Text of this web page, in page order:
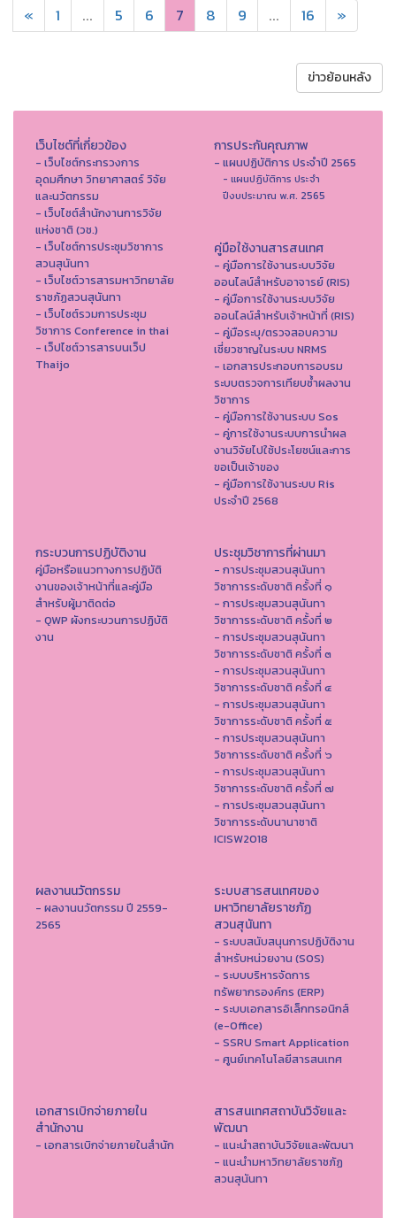
« 1 ... 5 6 7 8 9 ... 16 »
ข่าวย้อนหลัง
เว็บไซต์ที่เกี่ยวข้อง
- เว็บไซต์กระทรวงการ
อุดมศึกษา วิทยาศาสตร์ วิจัย
และนวัตกรรม
- เว็บไซต์สำนักงานการวิจัย
แห่งชาติ (วช.)
- เว็บไซต์การประชุมวิชาการ
สวนสุนันทา
- เว็บไซต์วารสารมหาวิทยาลัย
ราชภัฏสวนสุนันทา
- เว็บไซต์รวมการประชุม
วิชาการ Conference in thai
- เว็ปไซต์วารสารบนเว็ป
Thaijo
การประกันคุณภาพ
- แผนปฏิบัติการ ประจำปี 2565
- แผนปฏิบัติการ ประจำ
ปีงบประมาณ พ.ศ. 2565
คู่มือใช้งานสารสนเทศ
- คู่มือการใช้งานระบบวิจัย
ออนไลน์สำหรับอาจารย์ (RIS)
- คู่มือการใช้งานระบบวิจัย
ออนไลน์สำหรับเจ้าหน้าที่ (RIS)
- คู่มือระบุ/ตรวจสอบความ
เชี่ยวชาญในระบบ NRMS
- เอกสารประกอบการอบรม
ระบบตรวจการเทียบซ้ำผลงาน
วิชาการ
- คู่มือการใช้งานระบบ Sos
- คู่การใช้งานระบบการนำผล
งานวิจัยไปใช้ประโยชน์และการ
ขอเป็นเจ้าของ
- คู่มือการใช้งานระบบ Ris
ประจำปี 2568
กระบวนการปฏิบัติงาน
คู่มือหรือแนวทางการปฏิบัติ
งานของเจ้าหน้าที่และคู่มือ
สำหรับผู้มาติดต่อ
- QWP ผังกระบวนการปฏิบัติ
งาน
ประชุมวิชาการที่ผ่านมา
- การประชุมสวนสุนันทา
วิชาการระดับชาติ ครั้งที่ ๑
- การประชุมสวนสุนันทา
วิชาการระดับชาติ ครั้งที่ ๒
- การประชุมสวนสุนันทา
วิชาการระดับชาติ ครั้งที่ ๓
- การประชุมสวนสุนันทา
วิชาการระดับชาติ ครั้งที่ ๔
- การประชุมสวนสุนันทา
วิชาการระดับชาติ ครั้งที่ ๕
- การประชุมสวนสุนันทา
วิชาการระดับชาติ ครั้งที่ ๖
- การประชุมสวนสุนันทา
วิชาการระดับชาติ ครั้งที่ ๗
- การประชุมสวนสุนันทา
วิชาการระดับนานาชาติ
ICISW2018
ผลงานนวัตกรรม
- ผลงานนวัตกรรม ปี 2559-
2565
ระบบสารสนเทศของ
มหาวิทยาลัยราชภัฏ
สวนสุนันทา
- ระบบสนับสนุนการปฏิบัติงาน
สำหรับหน่วยงาน (SOS)
- ระบบบริหารจัดการ
ทรัพยากรองค์กร (ERP)
- ระบบเอกสารอิเล็กทรอนิกส์
(e-Office)
- SSRU Smart Application
- ศูนย์เทคโนโลยีสารสนเทศ
เอกสารเบิกจ่ายภายใน
สำนักงาน
- เอกสารเบิกจ่ายภายในสำนัก
สารสนเทศสถาบันวิจัยและ
พัฒนา
- แนะนำสถาบันวิจัยและพัฒนา
- แนะนำมหาวิทยาลัยราชภัฏ
สวนสุนันทา